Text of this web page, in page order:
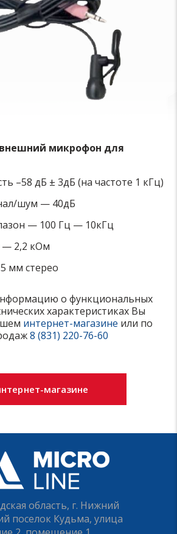
микрофон для
–58 дБ ± 3дБ (на частоте 1 кГц)
шум — 40дБ
— 100 Гц — 10кГц
— 2,2 кОм
мм стерео
о функциональных
характеристиках Вы
интернет-магазине или по
8 (831) 220-76-60
магазине
область, г. Нижний
поселок Кудьма, улица